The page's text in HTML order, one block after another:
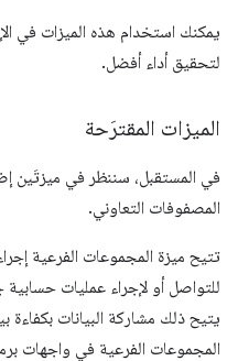
لتحقيق أداء أفضل.
الميزات المقترَحة
في المستقبل، سننظر في ميزتَين
المصفوفات التعاوني.
يتيح ذلك مشاركة البيانات بكفاءة
المجموعات الفرعية في واجهات